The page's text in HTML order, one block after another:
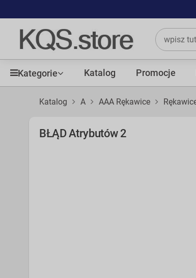
Kategorie Katalog Promocje
Katalog A AAA Rękawice
BŁĄD Atrybutów 2